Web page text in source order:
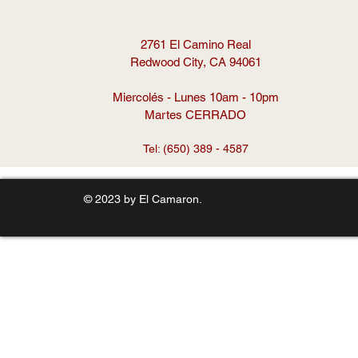
2761 El Camino Real
Redwood City, CA 94061
Miercolés - Lunes 10am - 10pm
Martes CERRADO
Tel: (650) 389 - 4587
© 2023 by El Camaron.